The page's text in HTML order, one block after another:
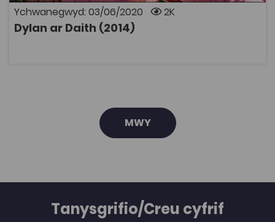
Ychwanegwyd: 03/06/2020 2K
Dylan ar Daith (2014)
MWY
Tanysgrifio/Creu cyfrif